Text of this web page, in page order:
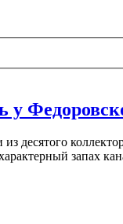
у
десятого
запах